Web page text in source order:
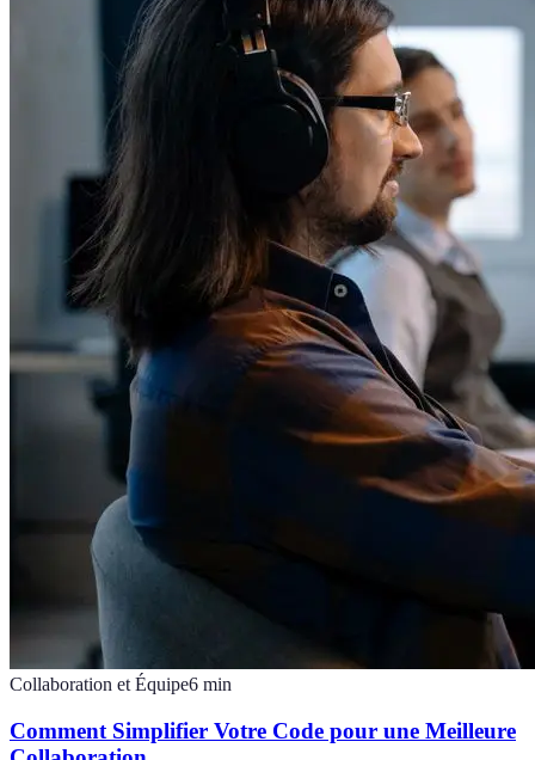
Collaboration et Équipe6 min
Comment Simplifier Votre Code pour une Meilleure